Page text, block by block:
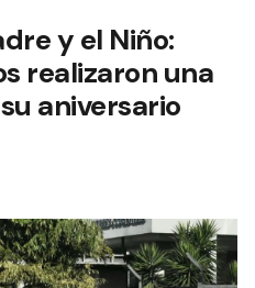
y el Niño:
realizaron una
aniversario